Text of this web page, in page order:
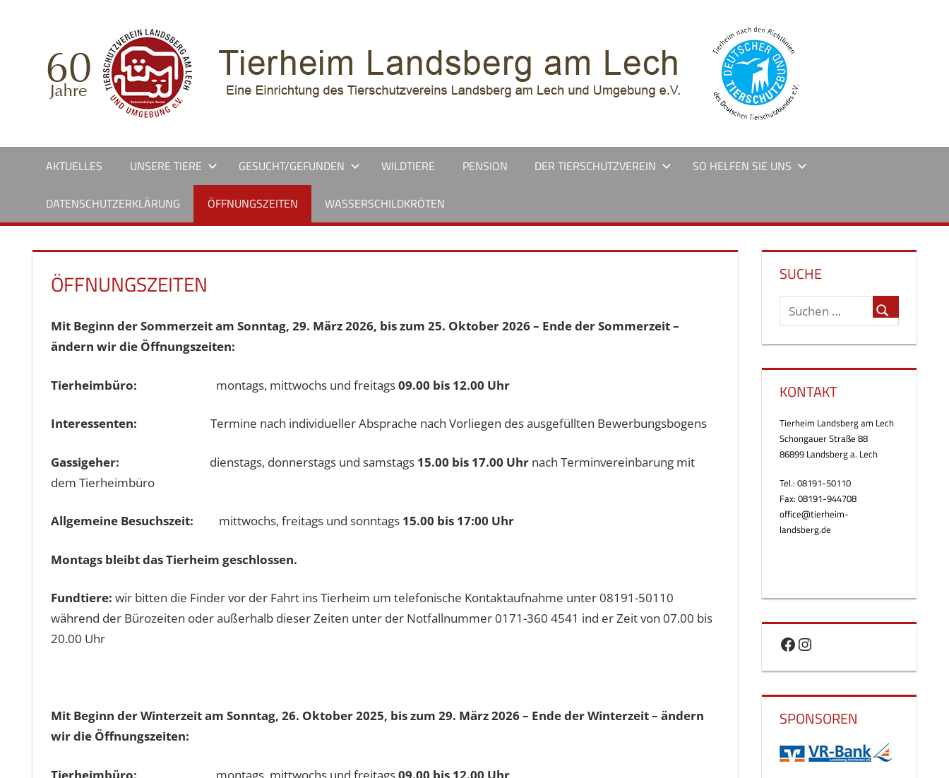
AKTUELLES UNSERE TIERE GESUCHT/GEFUNDEN WILDTIERE PENSION DER TIERSCHUTZVEREIN SO HELFEN SIE UNS
DATENSCHUTZERKLÄRUNG ÖFFNUNGSZEITEN WASSERSCHILDKRÖTEN
ÖFFNUNGSZEITEN
Mit Beginn der Sommerzeit am Sonntag, 29. März 2026, bis zum 25. Oktober 2026 – Ende der Sommerzeit –
ändern wir die Öffnungszeiten:
Tierheimbüro: montags, mittwochs und freitags09.00 bis 12.00 Uhr
Interessenten: Termine nach individueller Absprache nach Vorliegen des ausgefüllten Bewerbungsbogens
Gassigeher: dienstags, donnerstags und samstags 15.00 bis 17.00 Uhrnach Terminvereinbarung mit
dem Tierheimbüro
Allgemeine Besuchszeit: mittwochs, freitags und sonntags 15.00 bis 17:00 Uhr
Montags bleibt das Tierheim geschlossen.
Fundtiere: wir bitten die Finder vor der Fahrt ins Tierheim um telefonische Kontaktaufnahme unter 08191-50110
während der Bürozeiten oder außerhalb dieser Zeiten unter der Notfallnummer 0171-360 4541 ind er Zeit von 07.00 bis
20.00 Uhr
Mit Beginn der Winterzeit am Sonntag, 26. Oktober 2025, bis zum 29. März 2026 – Ende der Winterzeit – ändern
wir die Öffnungszeiten:
Tierheimbüro: montags, mittwochs und freitags09.00 bis 12.00 Uhr
SUCHE
KONTAKT
Tierheim Landsberg am Lech
Schongauer Straße 88
86899 Landsberg a. Lech
Tel.: 08191-50110
Fax: 08191-944708
office@tierheim-
landsberg.de
Facebook
Instagram
SPONSOREN